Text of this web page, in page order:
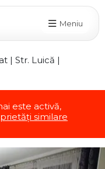
Meniu
| Str. Luică |
este activă,
similare